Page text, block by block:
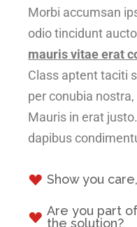
Morbi accumsan
odio tincidunt
mauris vitae erat
Class aptent taciti
per conubia
Mauris in erat
dapibus
Show you
Are you part
the solution?